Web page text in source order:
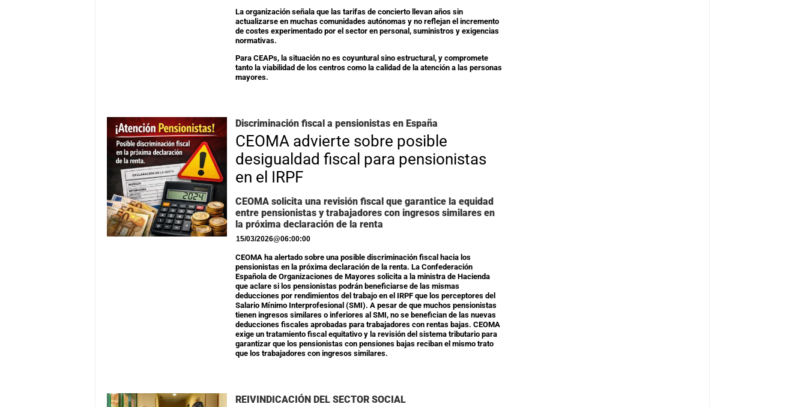
La organización señala que las tarifas de concierto llevan años sin
actualizarse en muchas comunidades autónomas y no reflejan el incremento
de costes experimentado por el sector en personal, suministros y exigencias
normativas.
Para CEAPs, la situación no es coyuntural sino estructural, y compromete
tanto la viabilidad de los centros como la calidad de la atención a las personas
mayores.
Discriminación fiscal a pensionistas en España
CEOMA advierte sobre posible
desigualdad fiscal para pensionistas
en el IRPF
CEOMA solicita una revisión fiscal que garantice la equidad
entre pensionistas y trabajadores con ingresos similares en
la próxima declaración de la renta
15/03/2026@06:00:00
CEOMA ha alertado sobre una posible discriminación fiscal hacia los
pensionistas en la próxima declaración de la renta. La Confederación
Española de Organizaciones de Mayores solicita a la ministra de Hacienda
que aclare si los pensionistas podrán beneficiarse de las mismas
deducciones por rendimientos del trabajo en el IRPF que los perceptores del
Salario Mínimo Interprofesional (SMI). A pesar de que muchos pensionistas
tienen ingresos similares o inferiores al SMI, no se benefician de las nuevas
deducciones fiscales aprobadas para trabajadores con rentas bajas. CEOMA
exige un tratamiento fiscal equitativo y la revisión del sistema tributario para
garantizar que los pensionistas con pensiones bajas reciban el mismo trato
que los trabajadores con ingresos similares.
REIVINDICACIÓN DEL SECTOR SOCIAL